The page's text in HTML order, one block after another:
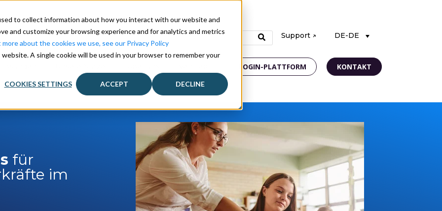
to collect information about how you interact with our website and
and customize your browsing experience and for analytics and metrics
about the cookies we use, see our Privacy Policy
A single cookie will be used in your browser to remember your
COOKIES SETTINGS ACCEPT DECLINE
Support ↗ DE-DE
LOGIN-PLATTFORM KONTAKT
für
im